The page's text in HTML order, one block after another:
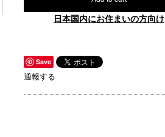
日本国内にお住まいの方向け
Save
通報する